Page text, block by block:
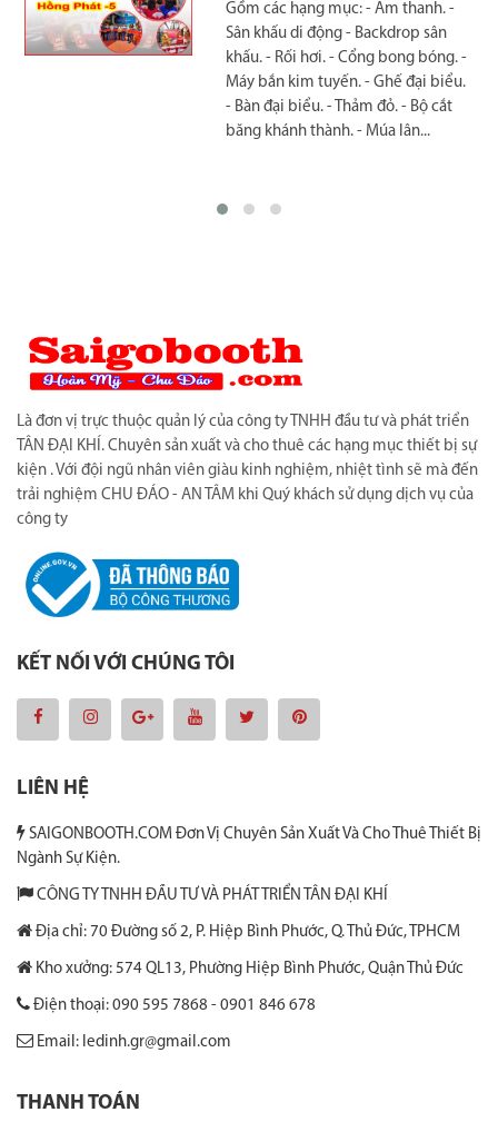
Gồm các hạng mục: - Âm thanh. -
Sân khấu di động. - Backdrop sân
khấu. - Máy bán kim tuyến. - Ghế
đại biểu. - Bàn đại biểu. - Thảm đỏ. -
Múa lân sư rồng. - Cổng hơi. - Bộ cắt
băng khánh thành.
Là đơn vị trực thuộc quản lý của công ty TNHH đầu tư và phát triển
TÂN ĐẠI KHÍ. Chuyên sản xuất và cho thuê các hạng mục thiết bị sự
kiện . Với đội ngũ nhân viên giàu kinh nghiệm, nhiệt tình sẽ mà đến
trải nghiệm CHU ĐÁO - AN TÂM khi Quý khách sử dụng dịch vụ của
công ty
KẾT NỐI VỚI CHÚNG TÔI
LIÊN HỆ
SAIGONBOOTH.COM Đơn Vị Chuyên Sản Xuất Và Cho Thuê Thiết Bị
Ngành Sự Kiện.
CÔNG TY TNHH ĐẦU TƯ VÀ PHÁT TRIỂN TÂN ĐẠI KHÍ
Địa chỉ: 70 Đường số 2, P. Hiệp Bình Phước, Q. Thủ Đức, TPHCM
Kho xưởng: 574 QL13, Phường Hiệp Bình Phước, Quận Thủ Đức
Điện thoại: 090 595 7868 - 0901 846 678
Email: ledinh.gr@gmail.com
THANH TOÁN